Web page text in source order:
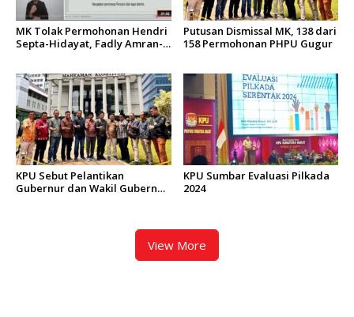
MK Tolak Permohonan Hendri
Septa-Hidayat, Fadly Amran-
Putusan Dismissal MK, 138 dari
158 Permohonan PHPU Gugur
KPU Sebut Pelantikan
Gubernur dan Wakil Gubernur
KPU Sumbar Evaluasi Pilkada
2024
View More